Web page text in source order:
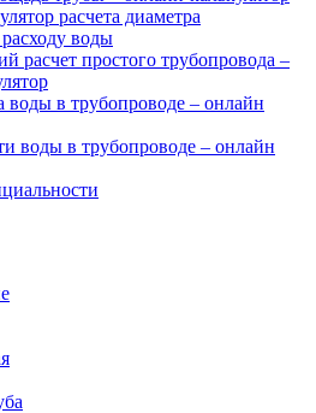
расчета диаметра
воды
расчет простого трубопровода –
воды в трубопроводе – онлайн
воды в трубопроводе – онлайн